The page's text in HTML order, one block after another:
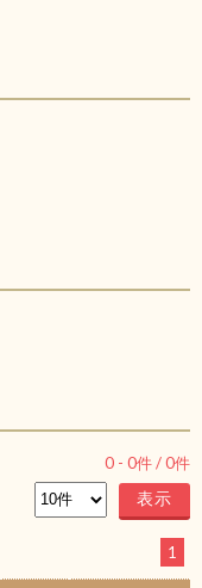
0 - 0件 /0件
1